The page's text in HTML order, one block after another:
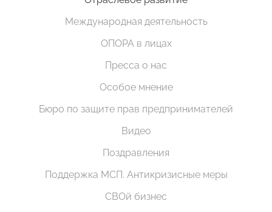
Международная деятельность
ОПОРА в лицах
Пресса о нас
Особое мнение
Бюро по защите прав предпринимателей
Видео
Поздравления
Поддержка МСП. Антикризисные меры
СВОй бизнес